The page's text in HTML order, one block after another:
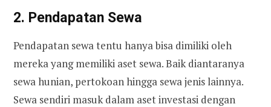
2. Pendapatan Sewa
Pendapatan sewa tentu hanya bisa dimiliki oleh
mereka yang memiliki aset sewa. Baik diantaranya
sewa hunian, pertokoan hingga sewa jenis lainnya.
Sewa sendiri masuk dalam aset investasi dengan